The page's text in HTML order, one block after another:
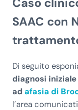
SAAC con
Di seguito
diagnosi
ad afasia di
l’area